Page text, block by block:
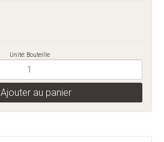
Unité: Bouteille
Ajouter au panier